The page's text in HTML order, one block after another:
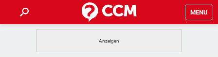
MENU